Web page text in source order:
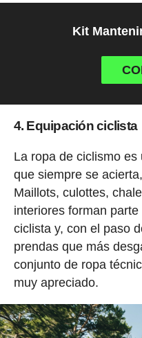
Kit
4. Equipación ciclista
La ropa de ciclismo
que siempre se
Maillots, culottes,
interiores forman
ciclista y, con el paso
prendas que más
conjunto de ropa
muy apreciado.